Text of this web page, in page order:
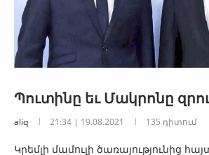
Պուտինը եւ Մակրոնը
aliq 21:34 | 19.08.2021 135 դիտում
Կրեմլի մամուլի ծառայությունից